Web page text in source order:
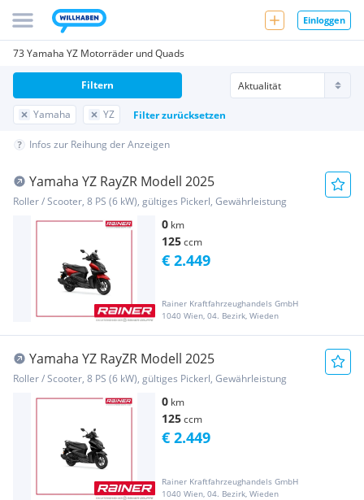
Einloggen
73 Yamaha YZ Motorräder und Quads
Yamaha YZ Filter zurücksetzen
Filtern
Infos zur Reihung der Anzeigen
Yamaha YZ RayZR Modell 2025
Roller / Scooter, 8 PS (6 kW), gültiges Pickerl, Gewährleistung
0 km
125ccm
Rainer Kraftfahrzeughandels GmbH
1040 Wien, 04. Bezirk, Wieden
€ 2.449
Yamaha YZ RayZR Modell 2025
Roller / Scooter, 8 PS (6 kW), gültiges Pickerl, Gewährleistung
0 km
125ccm
Rainer Kraftfahrzeughandels GmbH
1040 Wien, 04. Bezirk, Wieden
€ 2.449